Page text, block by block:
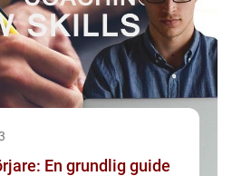
En grundlig guide